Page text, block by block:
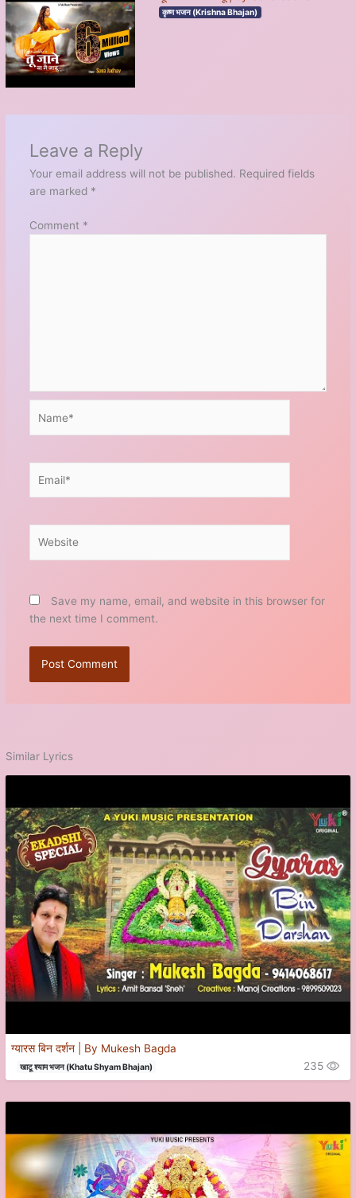
कृष्ण भजन (Krishna Bhajan)
Leave a Reply
Your email address will not be published. Required fields
are marked *
Comment *
Save my name, email, and website in this browser for
the next time I comment.
Similar Lyrics
ग्यारस बिन दर्शन | By Mukesh Bagda
खाटू श्याम भजन (Khatu Shyam Bhajan) 235